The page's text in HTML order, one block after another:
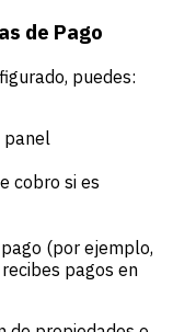
de Pago
puedes:
panel
cobro si es
(por ejemplo,
pagos en